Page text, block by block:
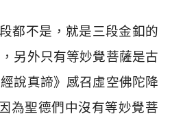
都不是，就是三段金釦的
另外只有等妙覺菩薩是古
說真諦》感召虛空佛陀降
為聖德們中沒有等妙覺菩